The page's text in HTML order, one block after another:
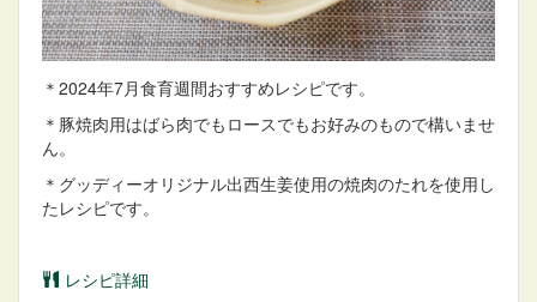
＊2024年7月食育週間おすすめレシピです。
＊豚焼肉用はばら肉でもロースでもお好みのもので構いませ
ん。
＊グッディーオリジナル出西生姜使用の焼肉のたれを使用し
たレシピです。
レシピ詳細